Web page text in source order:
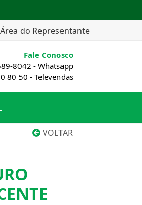
Área do Representante
Fale Conosco
8042 - Whatsapp
80 50 - Televendas
VOLTAR